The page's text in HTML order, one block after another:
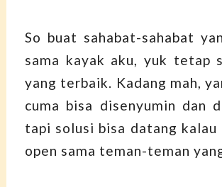
So buat sahabat-sahabat
sama kayak aku, yuk tetap
yang terbaik. Kadang mah,
cuma bisa disenyumin dan
tapi solusi bisa datang
open sama teman-teman